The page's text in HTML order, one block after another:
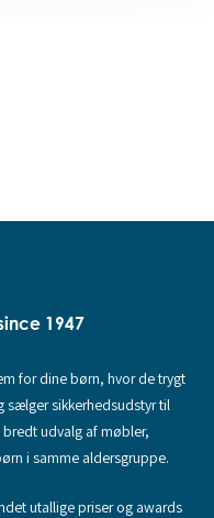
1947
for dine børn, hvor de trygt
sælger sikkerhedsudstyr til
udvalg af møbler,
i samme aldersgruppe.
utallige priser og awards